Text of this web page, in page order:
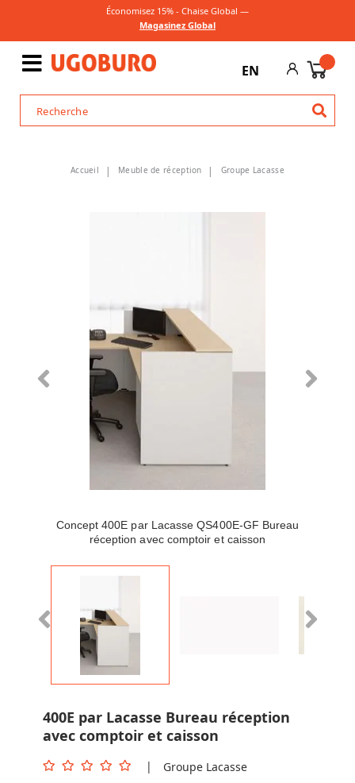
Économisez 15% - Chaise Global —
Magasinez Global
EN
Accueil Meuble de réception Groupe Lacasse
Concept 400E par Lacasse QS400E-GF Bureau
réception avec comptoir et caisson
400E par Lacasse Bureau réception
avec comptoir et caisson
| Groupe Lacasse